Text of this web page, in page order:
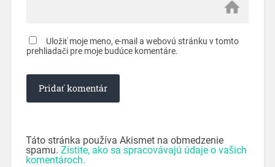
Uložiť moje meno, e-mail a webovú stránku v tomto
prehliadači pre moje budúce komentáre.
Táto stránka používa Akismet na obmedzenie
spamu. Zistite, ako sa spracovávajú údaje o vašich
komentároch.